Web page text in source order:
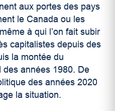
aux portes des pays
le Canada ou les
à qui l’on fait subir
capitalistes depuis des
la montée du
années 1980. De
des années 2020
la situation.